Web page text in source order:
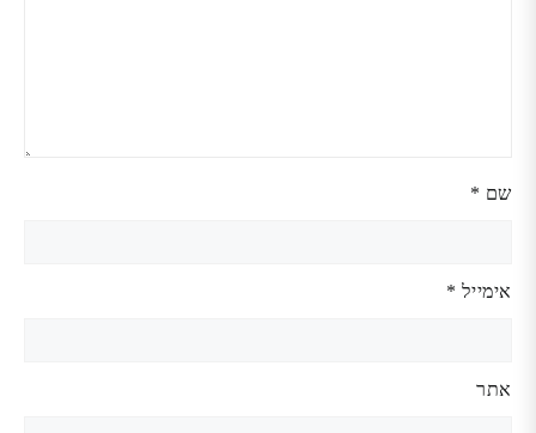
שם *
אימייל *
אתר